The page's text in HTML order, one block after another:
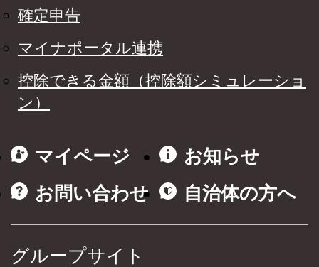
確定申告
マイナポータル連携
控除できる金額（控除額シミュレーショ
ン）
マイページ
お知らせ
お問い合わせ
自治体の方へ
グループサイト